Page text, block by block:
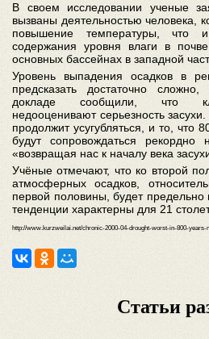
В своем исследовании ученые
вызваны деятельностью человека,
повышение температуры, что
содержания уровня влаги в
основных бассейнах в западной
Уровень выпадения осадков в
предсказать достаточно
докладе сообщили, что
недооценивают серьезность
продолжит усугубляться, и то, что
будут сопровождаться рекордно
«возвращая нас к началу века
Учёные отмечают, что ко второй
атмосферных осадков,
первой половины, будет предельно
тенденции характерны для 21
http://www.kurzweilai.net/chronic-2000-04-drought-worst-in-800-
Статьи